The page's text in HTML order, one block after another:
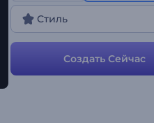
Стиль
Создать Сейчас